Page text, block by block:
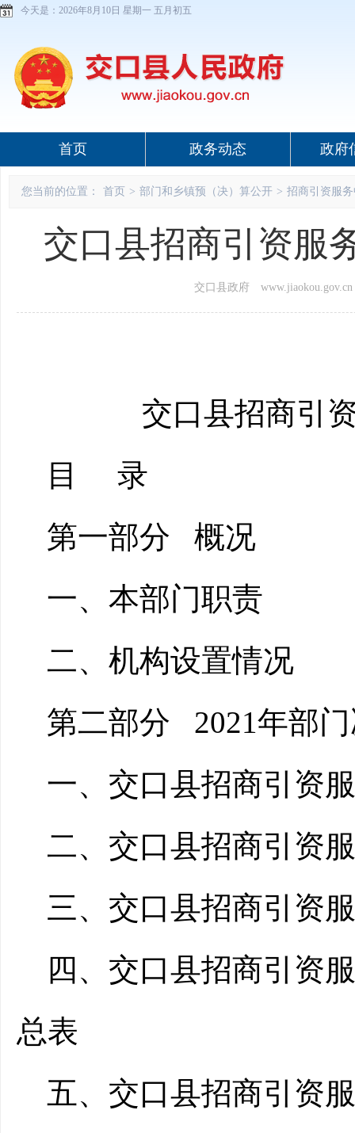
今天是： 2026年8月10日 星期一 五月初五
首页 政务动态 政府
您当前的位置： 首页 > 部门和乡镇预（决）算公开 > 招商引资服
交口县招商引资服
交口县政府 www.jiaokou.gov.cn
交口县招商引
目
录
第一部分
概况
一、本部门职责
二、机构设置情况
第二部分
2021年部
一、交口县招商引资
二、交口县招商引资
三、交口县招商引资
四、交口县招商引资
总表
五、交口县招商引资